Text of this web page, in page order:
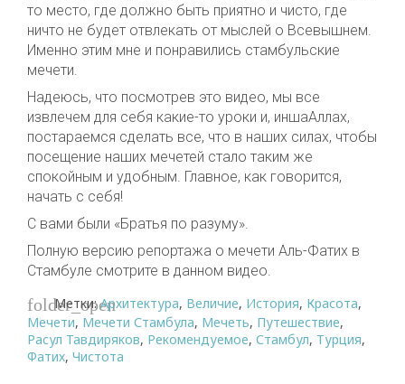
то место, где должно быть приятно и чисто, где
ничто не будет отвлекать от мыслей о Всевышнем.
Именно этим мне и понравились стамбульские
мечети.
Надеюсь, что посмотрев это видео, мы все
извлечем для себя какие-то уроки и, иншаАллах,
постараемся сделать все, что в наших силах, чтобы
посещение наших мечетей стало таким же
спокойным и удобным. Главное, как говорится,
начать с себя!
С вами были «Братья по разуму».
Полную версию репортажа о мечети Аль-Фатих в
Стамбуле смотрите в данном видео.
folder_open
Метки:Архитектура, Величие, История, Красота,
Мечети, Мечети Стамбула, Мечеть, Путешествие,
Расул Тавдиряков, Рекомендуемое, Стамбул, Турция,
Фатих, Чистота